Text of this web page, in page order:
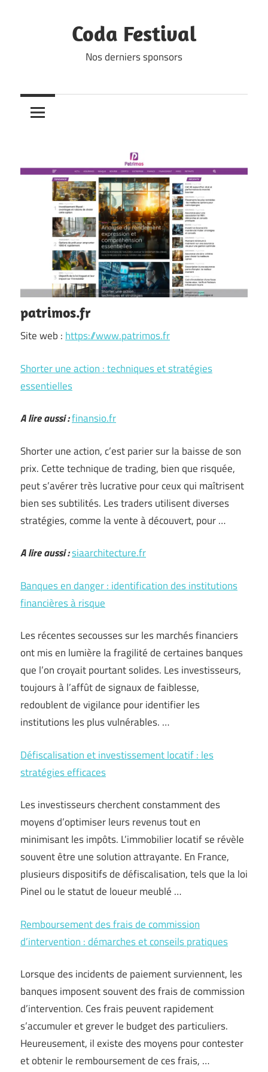
Coda Festival
Nos derniers sponsors
patrimos.fr
Site web : https://www.patrimos.fr
Shorter une action : techniques et stratégies
essentielles
A lire aussi :finansio.fr
Shorter une action, c’est parier sur la baisse de son
prix. Cette technique de trading, bien que risquée,
peut s’avérer très lucrative pour ceux qui maîtrisent
bien ses subtilités. Les traders utilisent diverses
stratégies, comme la vente à découvert, pour …
A lire aussi :siaarchitecture.fr
Banques en danger : identification des institutions
financières à risque
Les récentes secousses sur les marchés financiers
ont mis en lumière la fragilité de certaines banques
que l’on croyait pourtant solides. Les investisseurs,
toujours à l’affût de signaux de faiblesse,
redoublent de vigilance pour identifier les
institutions les plus vulnérables. …
Défiscalisation et investissement locatif : les
stratégies efficaces
Les investisseurs cherchent constamment des
moyens d’optimiser leurs revenus tout en
minimisant les impôts. L’immobilier locatif se révèle
souvent être une solution attrayante. En France,
plusieurs dispositifs de défiscalisation, tels que la loi
Pinel ou le statut de loueur meublé …
Remboursement des frais de commission
d’intervention : démarches et conseils pratiques
Lorsque des incidents de paiement surviennent, les
banques imposent souvent des frais de commission
d’intervention. Ces frais peuvent rapidement
s’accumuler et grever le budget des particuliers.
Heureusement, il existe des moyens pour contester
et obtenir le remboursement de ces frais, …